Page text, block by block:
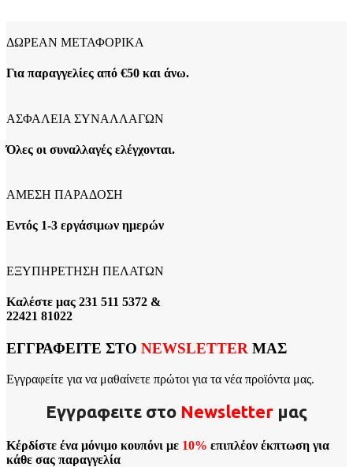
ΔΩΡΕΑΝ ΜΕΤΑΦΟΡΙΚΑ
Για παραγγελίες από €50 και άνω.
ΑΣΦΑΛΕΙΑ ΣΥΝΑΛΛΑΓΩΝ
Όλες οι συναλλαγές ελέγχονται.
ΑΜΕΣΗ ΠΑΡΑΔΟΣΗ
Εντός 1-3 εργάσιμων ημερών
ΕΞΥΠΗΡΕΤΗΣΗ ΠΕΛΑΤΩΝ
Καλέστε μας 231 511 5372 &
22421 81022
ΕΓΓΡΑΦΕΙΤΕ ΣΤΟ NEWSLETTER ΜΑΣ
Εγγραφείτε για να μαθαίνετε πρώτοι για τα νέα προϊόντα μας.
Εγγραφειτε στο Νewsletter μας
Κέρδίστε ένα μόνιμο κουπόνι με 10% επιπλέον έκπτωση για
κάθε σας παραγγελία